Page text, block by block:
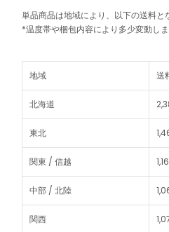
単品商品は地域により、以下の送料と
*温度帯や梱包内容により多少変動し
地域 送
北海道
東北
関東 / 信越
中部 / 北陸
関西